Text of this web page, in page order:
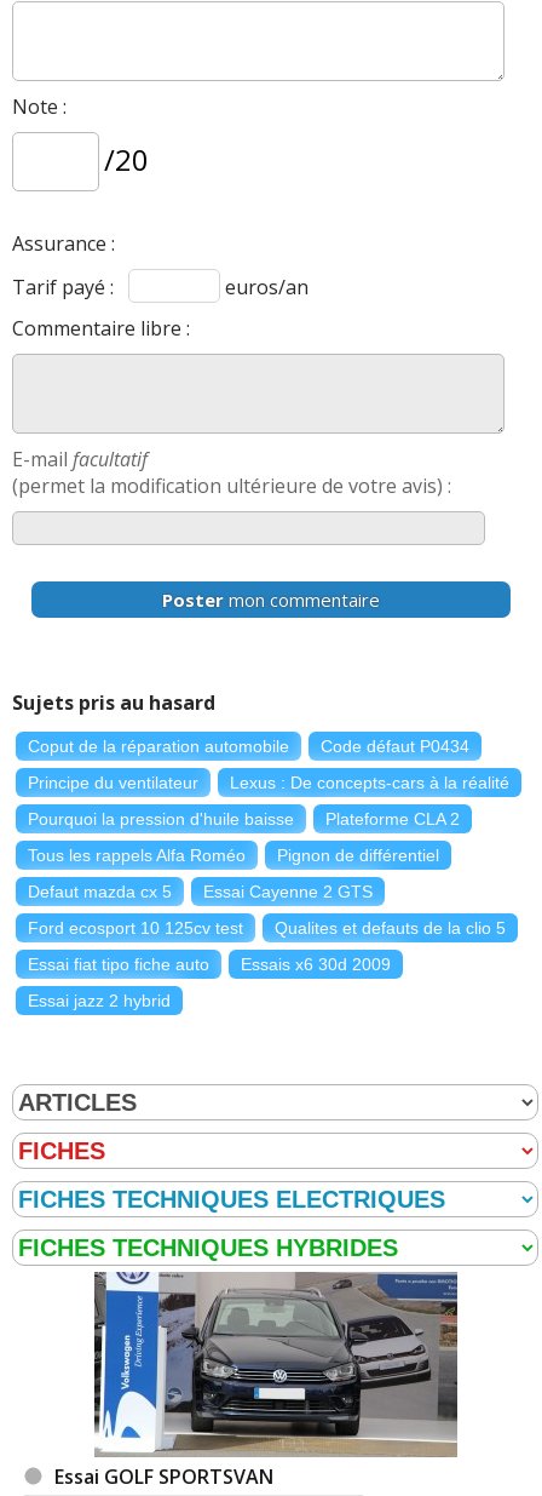
Note :
/20
Assurance :
Tarif payé :
euros/an
Commentaire libre :
E-mail facultatif
(permet la modification ultérieure de votre avis) :
Poster mon commentaire
Sujets pris au hasard
Coput de la réparation automobile
Code défaut P0434
Principe du ventilateur
Lexus : De concepts-cars à la réalité
Pourquoi la pression d'huile baisse
Plateforme CLA2
Tous les rappels Alfa Roméo
Pignon de différentiel
Defaut mazda cx 5
Essai Cayenne 2 GTS
Ford ecosport 10 125cv test
Qualites et defauts de la clio 5
Essai fiat tipo fiche auto
Essais x6 30d 2009
Essai jazz 2 hybrid
Essai GOLF SPORTSVAN